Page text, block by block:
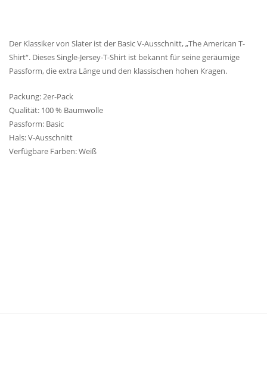
Der Klassiker von Slater ist der Basic V-Ausschnitt, „The American T-
Shirt“. Dieses Single-Jersey-T-Shirt ist bekannt für seine geräumige
Passform, die extra Länge und den klassischen hohen Kragen.
Packung: 2er-Pack
Qualität: 100 % Baumwolle
Passform: Basic
Hals: V-Ausschnitt
Verfügbare Farben: Weiß